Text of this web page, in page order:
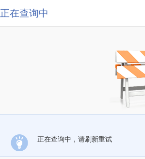
正在查询中
正在查询中，请刷新重试